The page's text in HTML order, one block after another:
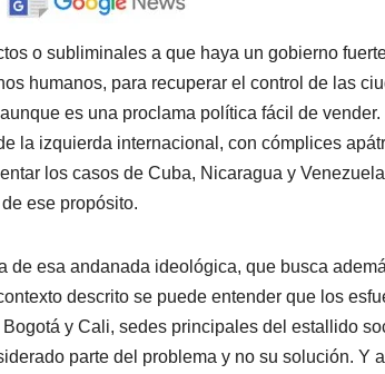
o subliminales a que haya un gobierno
humanos, para recuperar el control de las
es una proclama política fácil de
la izquierda internacional, con cómplices
los casos de Cuba, Nicaragua y
ese propósito.
de esa andanada ideológica, que busca
descrito se puede entender que los
y Cali, sedes principales del estallido
parte del problema y no su solución. Y